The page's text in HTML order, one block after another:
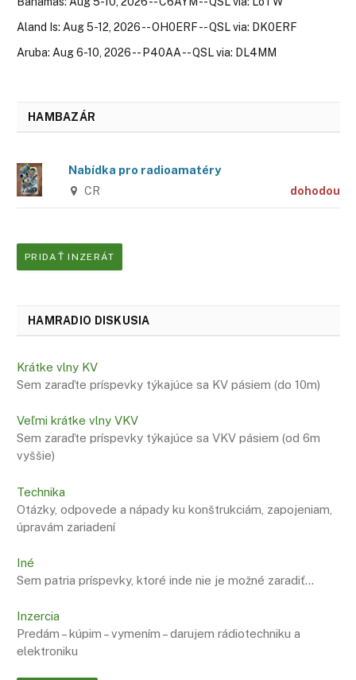
Aland Is: Aug 5-12, 2026 -- OH0ERF -- QSL via: DK0ERF
Aruba: Aug 6-10, 2026 -- P40AA -- QSL via: DL4MM
HAMBAZÁR
Nabídka pro radioamatéry
CR dohodou
PRIDAŤ INZERÁT
HAMRADIO DISKUSIA
Krátke vlny KV
Sem zaraďte príspevky týkajúce sa KV pásiem (do 10m)
Veľmi krátke vlny VKV
Sem zaraďte príspevky týkajúce sa VKV pásiem (od 6m
vyššie)
Technika
Otázky, odpovede a nápady ku konštrukciám, zapojeniam,
úpravám zariadení
Iné
Sem patria príspevky, ktoré inde nie je možné zaradiť…
Inzercia
Predám – kúpim – vymením – darujem rádiotechniku a
elektroniku